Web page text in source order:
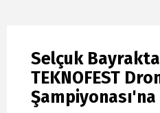
Selçuk
TEKNOFEST
Şampiyonası'na